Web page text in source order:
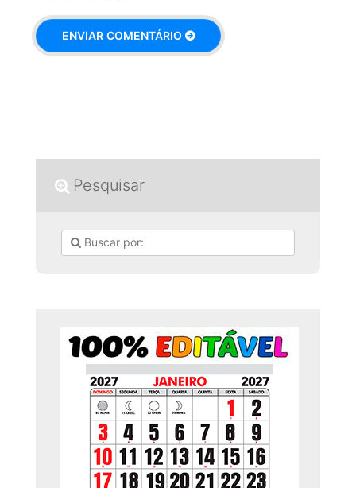
Pesquisar